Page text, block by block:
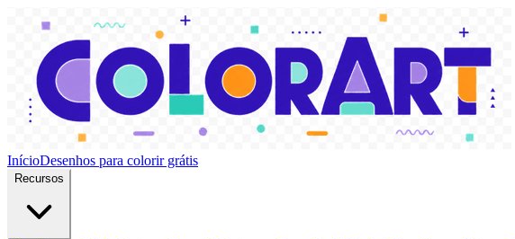
InícioDesenhos para colorir grátis
Recursos